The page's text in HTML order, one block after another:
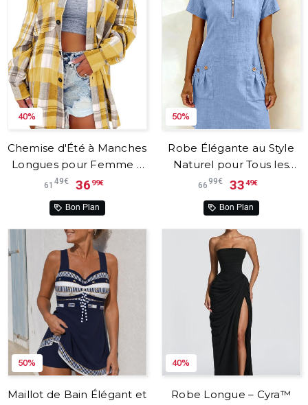
40%
Chemise d'Été à Manches
Longues pour Femme –
Moreau Lyon™
61 49€ 36 99€
Bon Plan
50%
Robe Élégante au Style
Naturel pour Tous les
Jours – Lina™
6699€ 3349€
Bon Plan
50%
Maillot de Bain Élégant et
40%
Robe Longue – Cyra™